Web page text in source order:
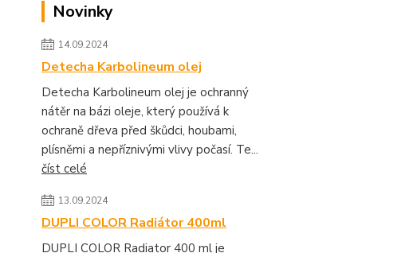
Novinky
14.09.2024
Detecha Karbolineum olej
Detecha Karbolineum olej je ochranný
nátěr na bázi oleje, který používá k
ochraně dřeva před škůdci, houbami,
plísněmi a nepříznivými vlivy počasí. Te...
číst celé
13.09.2024
DUPLI COLOR Radiátor 400ml
DUPLI COLOR Radiator 400 ml je